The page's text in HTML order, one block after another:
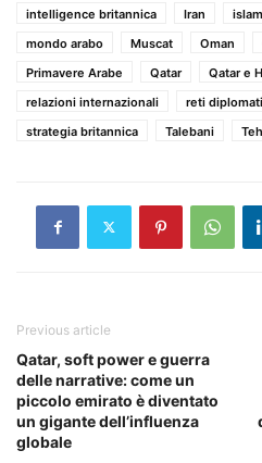
intelligence britannica
Iran
mondo arabo
Muscat Oman
Primavere Arabe
Qatar Qatar e
relazioni internazionali
reti
strategia britannica
Talebani
Previous article
Qatar, soft power e guerra
delle narrative: come un
piccolo emirato è diventato
un gigante dell’influenza
globale